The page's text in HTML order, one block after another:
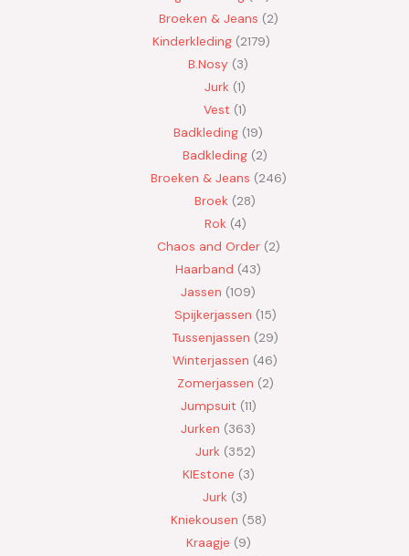
Broeken & Jeans 2
Kinderkleding 2179
B.Nosy 3
Jurk 1
Vest 1
Badkleding 19
Badkleding 2
Broeken & Jeans 246
Broek 28
Rok 4
Chaos and Order 2
Haarband 43
Jassen 109
Spijkerjassen 15
Tussenjassen 29
Winterjassen 46
Zomerjassen 2
Jumpsuit 11
Jurken 363
Jurk 352
KIEstone 3
Jurk 3
Kniekousen 58
Kraagje 9